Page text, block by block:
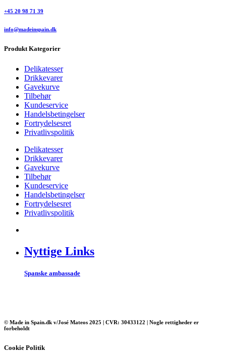
+45 20 98 71 39
info@madeinspain.dk
Produkt Kategorier
Delikatesser
Drikkevarer
Gavekurve
Tilbehør
Kundeservice
Handelsbetingelser
Fortrydelsesret
Privatlivspolitik
Delikatesser
Drikkevarer
Gavekurve
Tilbehør
Kundeservice
Handelsbetingelser
Fortrydelsesret
Privatlivspolitik
Nyttige Links
Spanske ambassade
© Made in Spain.dk v/José Mateos 2025 | CVR: 30433122 | Nogle rettigheder er
forbeholdt
Cookie Politik